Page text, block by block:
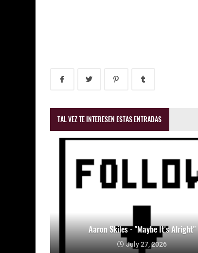
TAL VEZ TE INTERESEN ESTAS ENTRADAS
Aaron Skiles - "Maybe It's Alright"
July 27, 2026